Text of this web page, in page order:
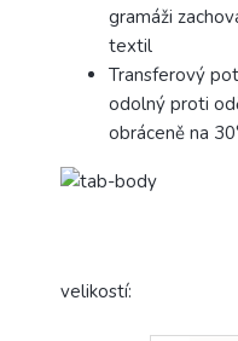
gramáži
textil
Transferový
odolný proti
obráceně na
velikostí: